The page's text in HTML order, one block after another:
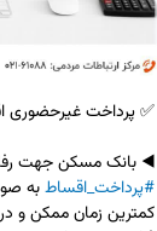
◀️ بانک مسکن جهت رفاه
#پرداخت_اقساط به